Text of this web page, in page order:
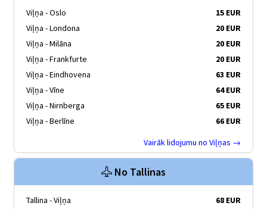
Viļņa - Oslo
15 EUR
Viļņa - Londona
20 EUR
Viļņa - Milāna
20 EUR
Viļņa - Frankfurte
20 EUR
Viļņa - Eindhovena
63 EUR
Viļņa - Vīne
64 EUR
Viļņa - Nirnberga
65 EUR
Viļņa - Berlīne
66 EUR
Vairāk lidojumu no Viļņas →
No Tallinas
Tallina - Viļņa
68 EUR